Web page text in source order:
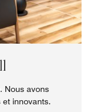
Nous avons
innovants.